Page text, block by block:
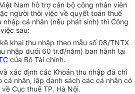
Nam hỗ trợ cán bộ công nhân viên
người thôi việc về quyết toán thuế
cá nhân (nếu phát sinh) thì Công
sau:
khai thu nhập theo mẫu số 08/TNTX
nhập dưới 60 tr.đ/năm) ban hành tại
của Bộ Tài chính.
xác định các Khoản thu nhập đã chi
nhân, lập danh sách các cá nhân có
Cục thuế TP. Hà Nội.